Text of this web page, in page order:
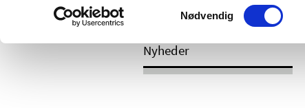
Samtykkevalg
Nødvendig
/ 2017
Nyheder